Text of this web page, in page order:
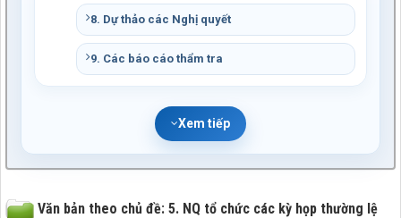
8. Dự thảo các Nghị quyết
9. Các báo cáo thẩm tra
Xem tiếp
Văn bản theo chủ đề: 5. NQ tổ chức các kỳ họp thường lệ